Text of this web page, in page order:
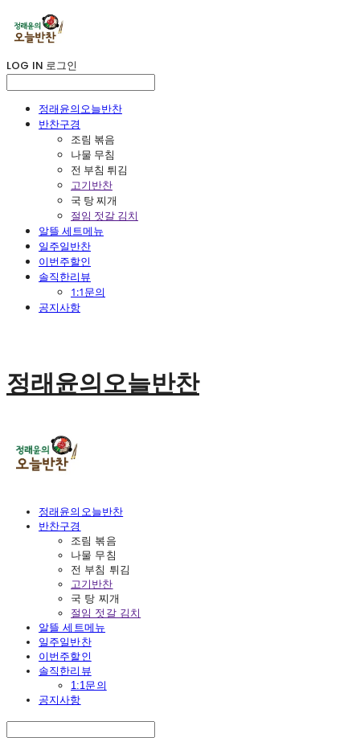
LOG IN 로그인
정래윤의오늘반찬
반찬구경
조림 볶음
나물 무침
전 부침 튀김
고기반찬
국 탕 찌개
절임 젓갈 김치
알뜰 세트메뉴
일주일반찬
이번주할인
솔직한리뷰
1:1문의
공지사항
정래윤의오늘반찬
정래윤의오늘반찬
반찬구경
조림 볶음
나물 무침
전 부침 튀김
고기반찬
국 탕 찌개
절임 젓갈 김치
알뜰 세트메뉴
일주일반찬
이번주할인
솔직한리뷰
1:1문의
공지사항